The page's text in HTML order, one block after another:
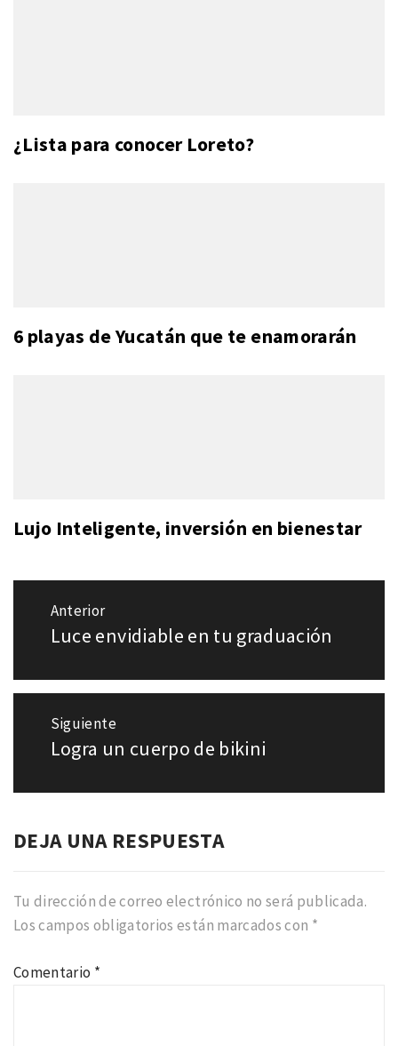
¿Lista para conocer Loreto?
6 playas de Yucatán que te enamorarán
Lujo Inteligente, inversión en bienestar
Navegación
Anterior
Entrada
Luce envidiable en tu graduación
Siguiente
Entrada
Logra un cuerpo de bikini
DEJA UNA RESPUESTA
Tu dirección de correo electrónico no será publicada.
Los campos obligatorios están marcados con *
Comentario *